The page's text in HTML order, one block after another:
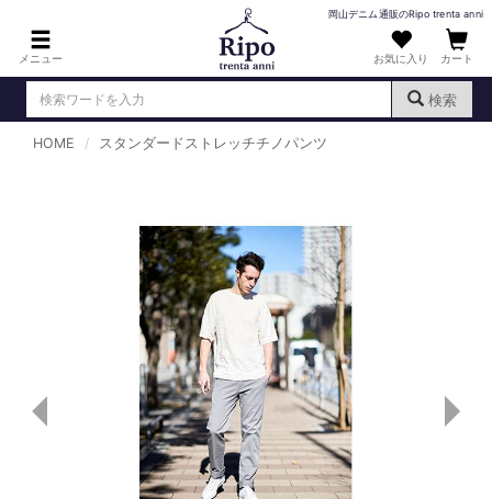
メニュー
岡山デニム通販のRipo trenta anni
お気に入り カート
検索
DENIM : デニム
PANTS : パンツ
TOPS : トップス
T-SHIRT : Tシャツ
KNIT : ニット
SHIRT : シャツ
HOME スタンダードストレッチチノパンツ